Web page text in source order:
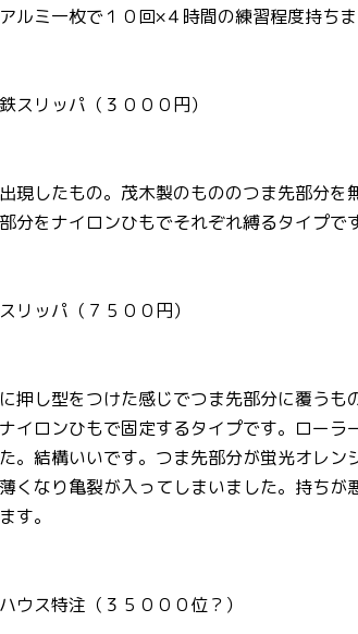
ルミ一枚で１０回×４時間の練習程度持ち
スリッパ（３０００円）
現したもの。茂木製のもののつま先部分を
分をナイロンひもでそれぞれ縛るタイプで
リッパ（７５００円）
押し型をつけた感じでつま先部分に覆うも
イロンひもで固定するタイプです。ローラ
。結構いいです。つま先部分が蛍光オレ
くなり亀裂が入ってしまいました。持ちが
す。
ウス特注（３５０００位？）